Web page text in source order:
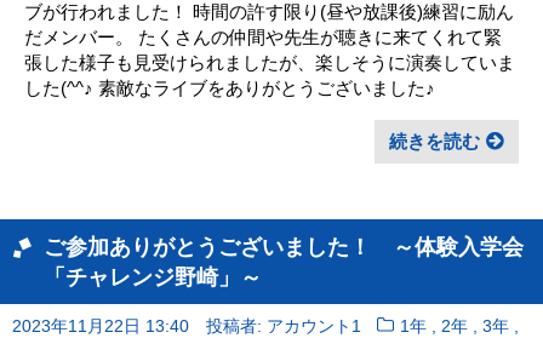
ブが行われました！ 時間の許す限り(昼や放課後)練習に励ん
だメンバー。 たくさんの仲間や先生が聴きに来てくれて緊
張した様子も見受けられましたが、楽しそうに演奏していま
した(^^♪ 素敵なライブをありがとうございました♪
続きを読む
ご参加ありがとうございました！ ～体験入学会
「チャレンジ野崎」～
2023年11月22日 13:40 投稿者: アカウント1 1年 2年 ,3年